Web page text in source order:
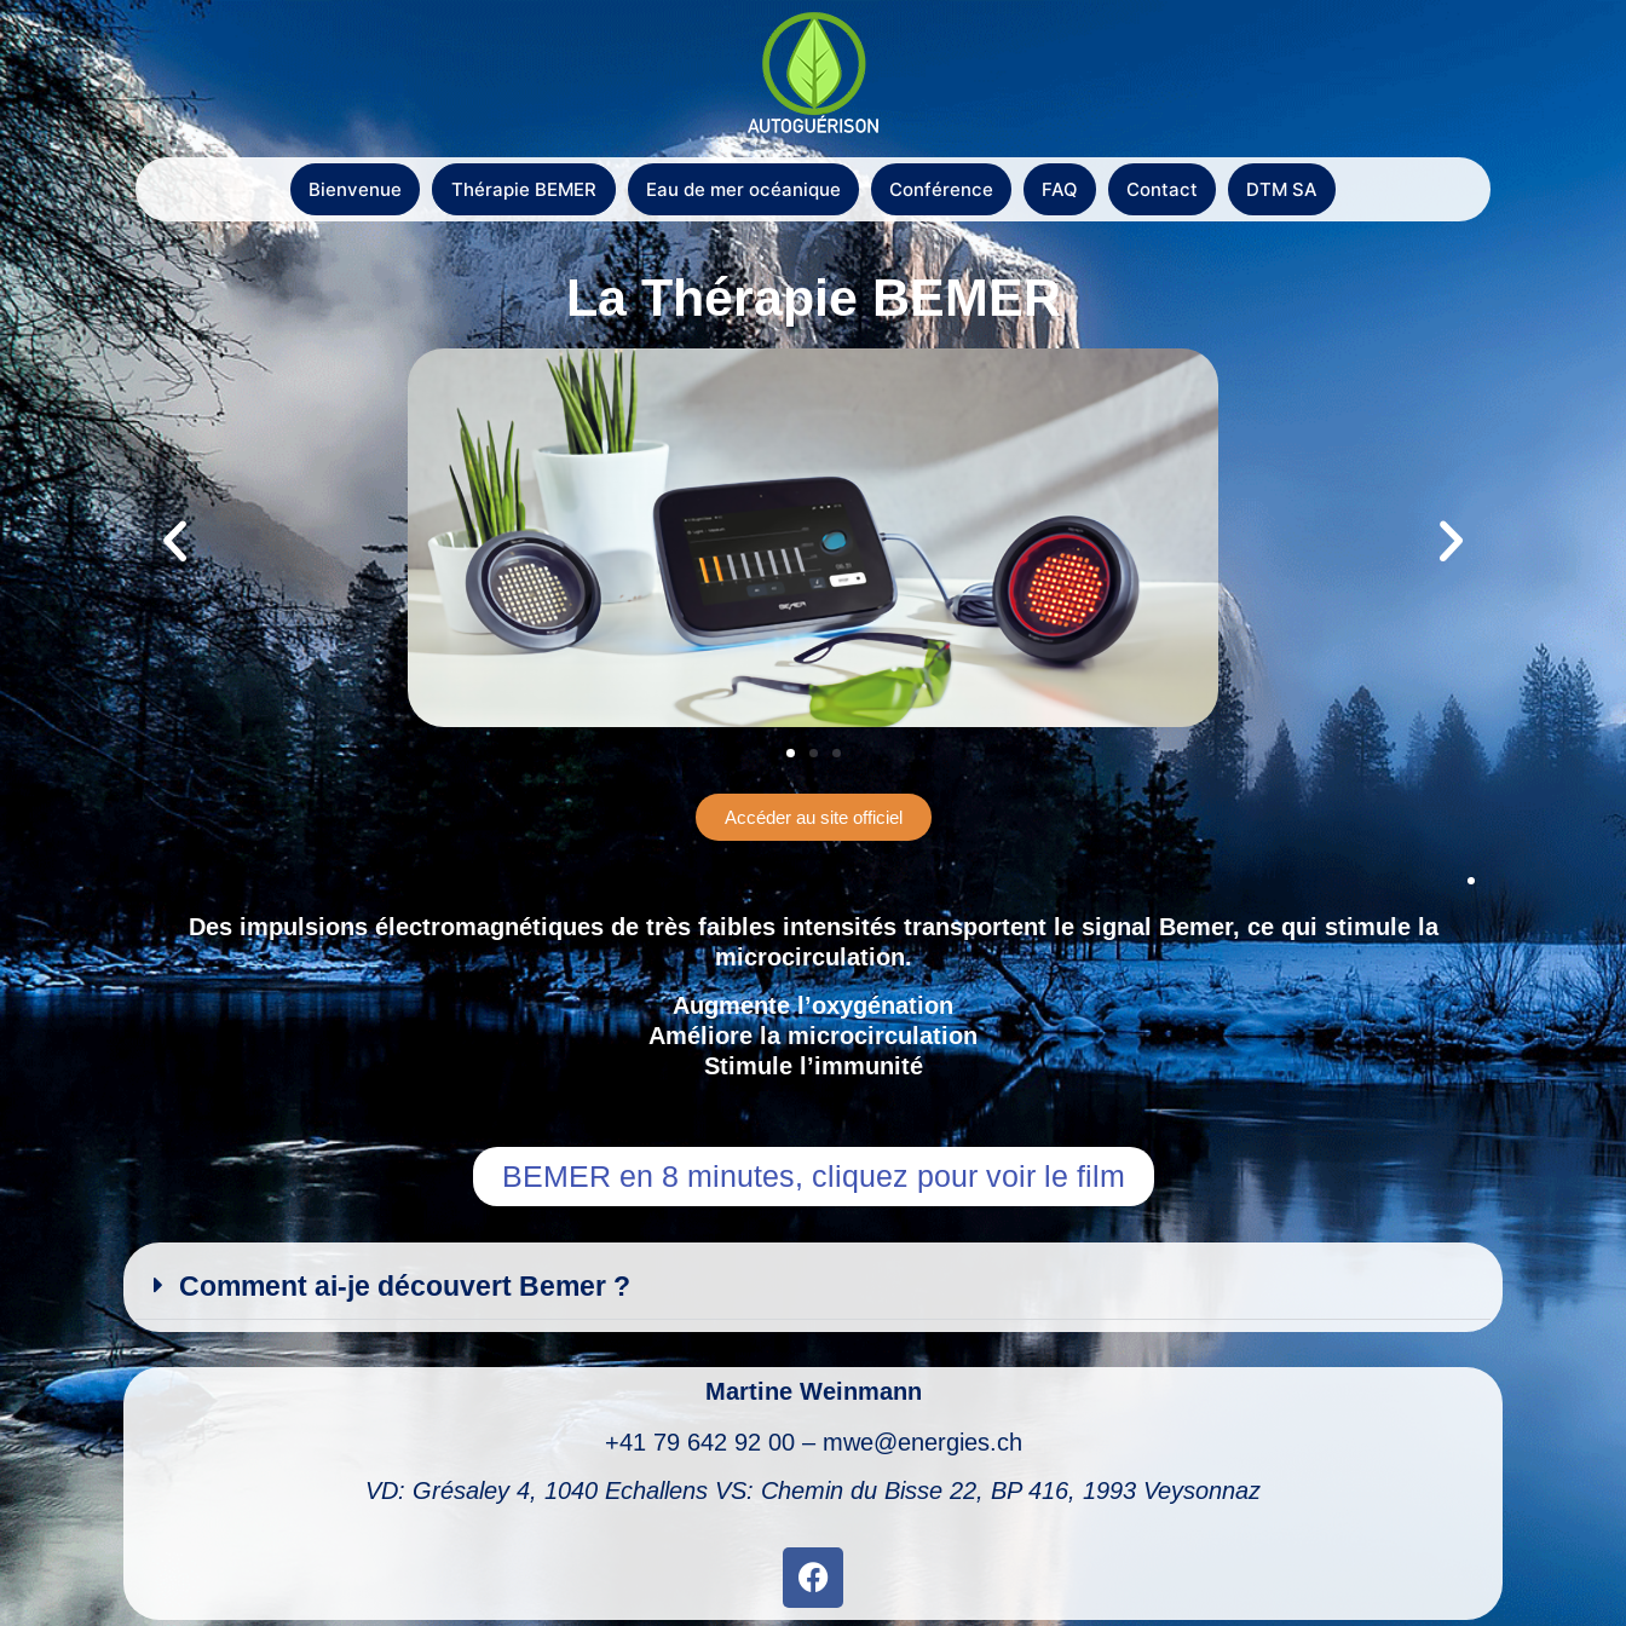
Bienvenue Thérapie BEMER Eau de mer océanique Conférence FAQ Contact DTM SA
La Thérapie BEMER
Accéder au site officiel
Des impulsions électromagnétiques de très faibles intensités transportent le signal Bemer, ce qui stimule la
microcirculation.
Augmente l’oxygénation
Améliore la microcirculation
Stimule l’immunité
BEMER en 8 minutes, cliquez pour voir le film
Comment ai-je découvert Bemer ?
Martine Weinmann
+41 79 642 92 00 – mwe@energies.ch
VD: Grésaley 4, 1040 Echallens VS: Chemin du Bisse 22, BP 416, 1993 Veysonnaz